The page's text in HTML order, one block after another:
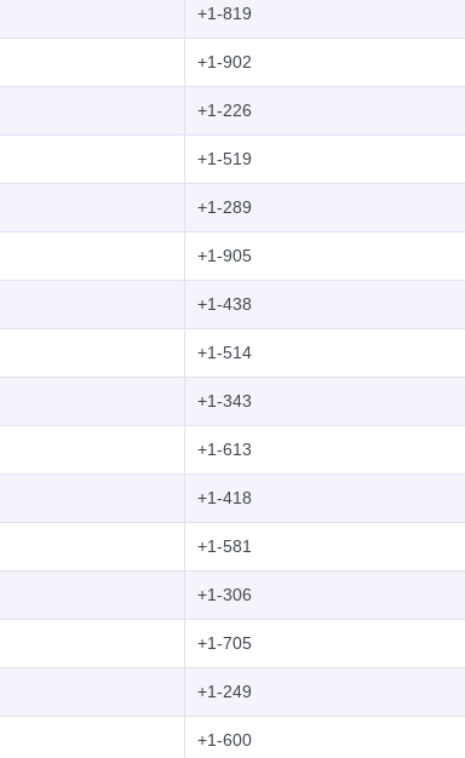
+1-819
+1-902
+1-226
+1-519
+1-289
+1-905
+1-438
+1-514
+1-343
+1-613
+1-418
+1-581
+1-306
+1-705
+1-249
+1-600